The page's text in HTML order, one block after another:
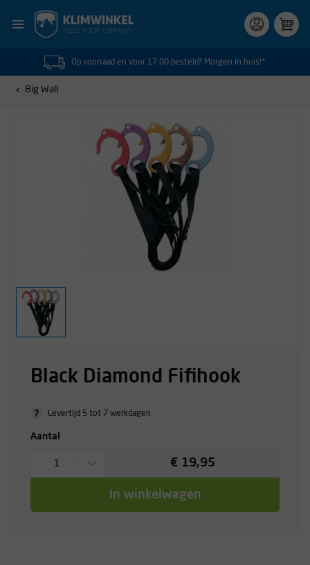
Op voorraad en voor 17:00 besteld? Morgen in huis!*
Big Wall
Black Diamond Fifihook
? Levertijd 5 tot 7 werkdagen
Aantal
1 € 19,95
In winkelwagen